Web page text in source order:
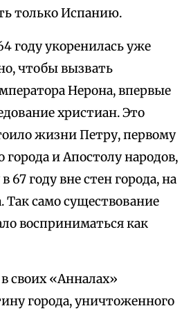
только Испанию.
году укоренилась уже
чтобы вызвать
Нерона, впервые
христиан. Это
жизни Петру, первому
города и Апостолу народов,
67 году вне стен города, на
Так само существование
восприниматься как
своих «Анналах»
города, уничтоженного